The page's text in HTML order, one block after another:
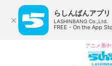
らしんばんアプリ
LASHINBANG Co.,Ltd.
FREE - On the App
アニメ系